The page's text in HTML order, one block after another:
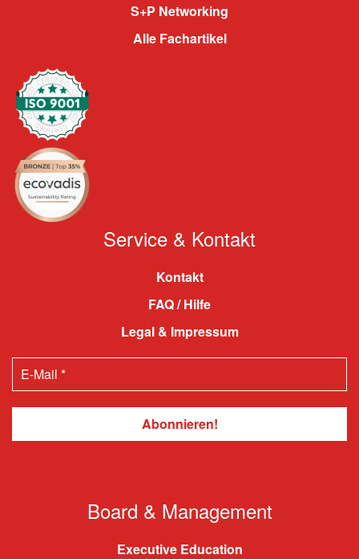
S+P Networking
Alle Fachartikel
Service & Kontakt
Kontakt
FAQ / Hilfe
Legal & Impressum
Board & Management
Executive Education